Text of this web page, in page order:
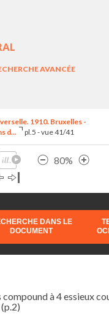
AVANCÉE
1910. Bruxelles -
d...
pl.5 - vue 41/41
80%
DANS LE
DOCUMENT
à 4 essieux
(p.2)